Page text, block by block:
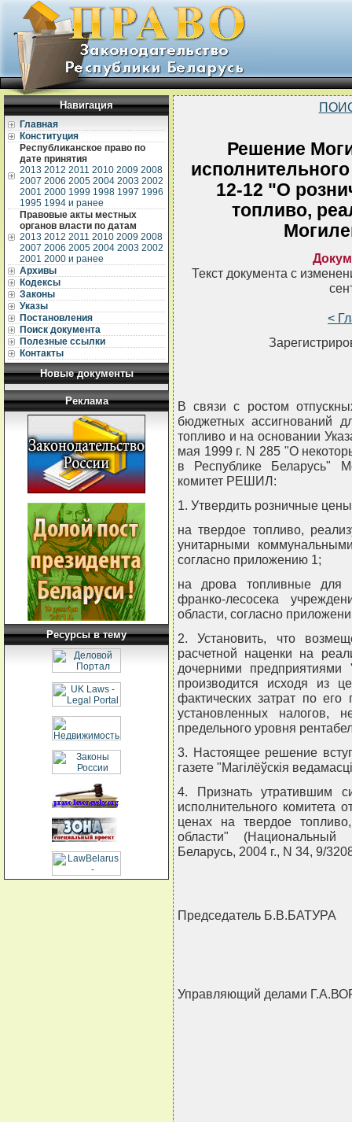
Навигация
Главная
Конституция
Республиканское право по
дате принятия
2013 2012 2011 2010 2009 2008
2007 2006 2005 2004 2003 2002
2001 2000 1999 1998 1997 1996
1995 1994 и ранее
Правовые акты местных
органов власти по датам
2013 2012 2011 2010 2009 2008
2007 2006 2005 2004 2003 2002
2001 2000 и ранее
Архивы
Кодексы
Законы
Указы
Постановления
Поиск документа
Полезные ссылки
Контакты
Новые документы
Реклама
Ресурсы в тему
Решение
12-12 "О
топливо,
Текст документа с
<
В связи с ростом
бюджетных ассигнований
топливо и на основании
мая 1999 г. N 285 "О
в Республике Беларусь"
комитет РЕШИЛ:
1. Утвердить розничные
на твердое топливо,
унитарными
согласно приложению 1;
на дрова топливные для
франко-лесосека
области, согласно
2. Установить, что
расчетной наценки на
дочерними
производится исходя из
фактических затрат по
установленных налогов,
предельного уровня
3. Настоящее решение
газете "Магiлёўскiя
4. Признать утратившим
исполнительного
ценах на твердое
области" (Национальный
Беларусь, 2004 г., N 34, 9/
Председатель Б.В.БАТУРА
Управляющий делами